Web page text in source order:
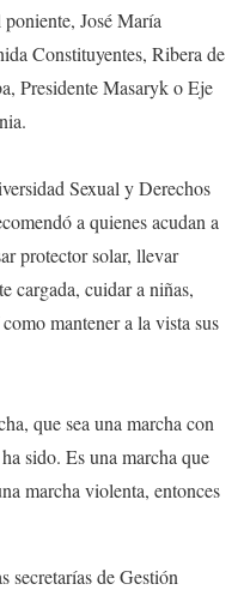
José María
Constituyentes, Ribera de
Presidente Masaryk o Eje
Sexual y Derechos
a quienes acudan a
protector solar, llevar
cargada, cuidar a niñas,
mantener a la vista sus
que sea una marcha con
sido. Es una marcha que
marcha violenta, entonces
secretarías de Gestión